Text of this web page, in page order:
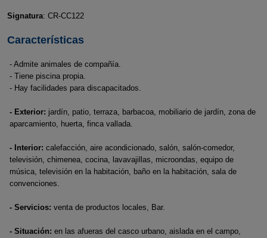
Signatura: CR-CC122
Características
- Admite animales de compañía.
- Tiene piscina propia.
- Hay facilidades para discapacitados.
- Exterior: jardín, patio, terraza, barbacoa, mobiliario de jardín, zona de
aparcamiento, huerta, finca vallada.
- Interior: calefacción, aire acondicionado, salón, salón-comedor,
televisión, chimenea, cocina, lavavajillas, microondas, equipo de
música, televisión en la habitación, baño en la habitación, sala de
convenciones.
- Servicios: venta de productos locales, Bar.
- Situación: en las afueras del casco urbano, aislada en el campo,